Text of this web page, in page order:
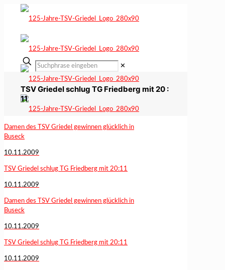
✕
TSV Griedel schlug TG Friedberg mit 20 :
11
Damen des TSV Griedel gewinnen glücklich in
Buseck
10.11.2009
TSV Griedel schlug TG Friedberg mit 20:11
10.11.2009
Damen des TSV Griedel gewinnen glücklich in
Buseck
10.11.2009
TSV Griedel schlug TG Friedberg mit 20:11
10.11.2009